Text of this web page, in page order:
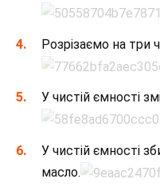
Розрізаємо на три
У чистій ємності
У чистій ємності
масло.